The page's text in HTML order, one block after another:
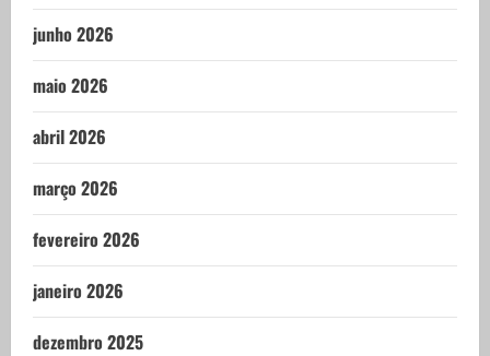
junho 2026
maio 2026
abril 2026
março 2026
fevereiro 2026
janeiro 2026
dezembro 2025